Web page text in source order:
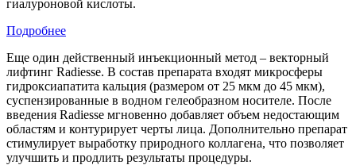
гиалуроновой кислоты.
Подробнее
Еще один действенный инъекционный метод – векторный
лифтинг Radiesse. В состав препарата входят микросферы
гидроксиапатита кальция (размером от 25 мкм до 45 мкм),
суспензированные в водном гелеобразном носителе. После
введения Radiesse мгновенно добавляет объем недостающим
областям и контурирует черты лица. Дополнительно препарат
стимулирует выработку природного коллагена, что позволяет
улучшить и продлить результаты процедуры.